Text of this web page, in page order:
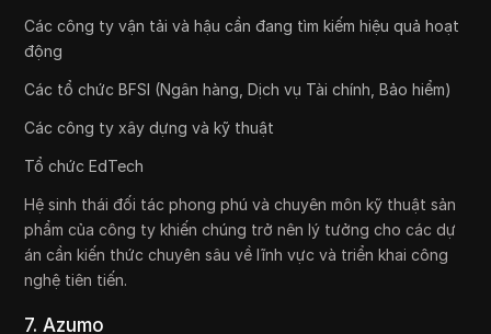
Các công ty vận tải và hậu cần đang tìm kiếm hiệu quả hoạt
động
Các tổ chức BFSI (Ngân hàng, Dịch vụ Tài chính, Bảo hiểm)
Các công ty xây dựng và kỹ thuật
Tổ chức EdTech
Hệ sinh thái đối tác phong phú và chuyên môn kỹ thuật sản
phẩm của công ty khiến chúng trở nên lý tưởng cho các dự
án cần kiến thức chuyên sâu về lĩnh vực và triển khai công
nghệ tiên tiến.
7. Azumo